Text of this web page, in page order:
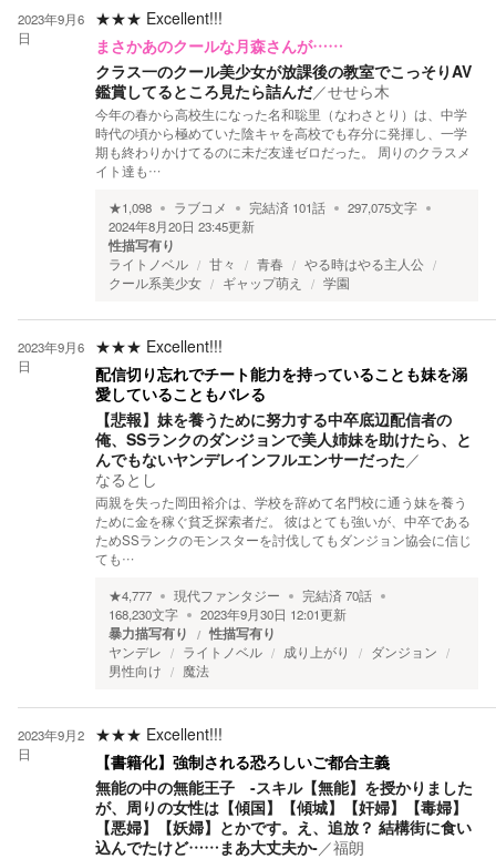
2023年9月6
日
★★★ Excellent!!!
まさかあのクールな月森さんが……
クラス一のクール美少女が放課後の教室でこっそりAV
鑑賞してるところ見たら詰んだ／せせら木
今年の春から高校生になった名和聡里（なわさとり）は、中学
時代の頃から極めていた陰キャを高校でも存分に発揮し、一学
期も終わりかけてるのに未だ友達ゼロだった。 周りのクラスメ
イト達も…
★1,098 ラブコメ 完結済 101話 297,075文字
2024年8月20日 23:45更新
性描写有り
ライトノベル 甘々 青春
やる時はやる主人公
クール系美少女
ギャップ萌え 学園
2023年9月6
日
★★★ Excellent!!!
配信切り忘れでチート能力を持っていることも妹を溺
愛していることもバレる
【悲報】妹を養うために努力する中卒底辺配信者の
俺、SSランクのダンジョンで美人姉妹を助けたら、と
んでもないヤンデレインフルエンサーだった／
なるとし
両親を失った岡田裕介は、学校を辞めて名門校に通う妹を養う
ために金を稼ぐ貧乏探索者だ。 彼はとても強いが、中卒である
ためSSランクのモンスターを討伐してもダンジョン協会に信じ
ても…
★4,777 現代ファンタジー 完結済70話
168,230文字 2023年9月30日 12:01更新
暴力描写有り 性描写有り
ヤンデレ ライトノベル 成り上がり
ダンジョン
男性向け
魔法
2023年9月2
日
★★★ Excellent!!!
【書籍化】強制される恐ろしいご都合主義
無能の中の無能王子 -スキル【無能】を授かりました
が、周りの女性は【傾国】【傾城】【奸婦】【毒婦】
【悪婦】【妖婦】とかです。え、追放？ 結構街に食い
込んでたけど……まあ大丈夫か‐／福朗